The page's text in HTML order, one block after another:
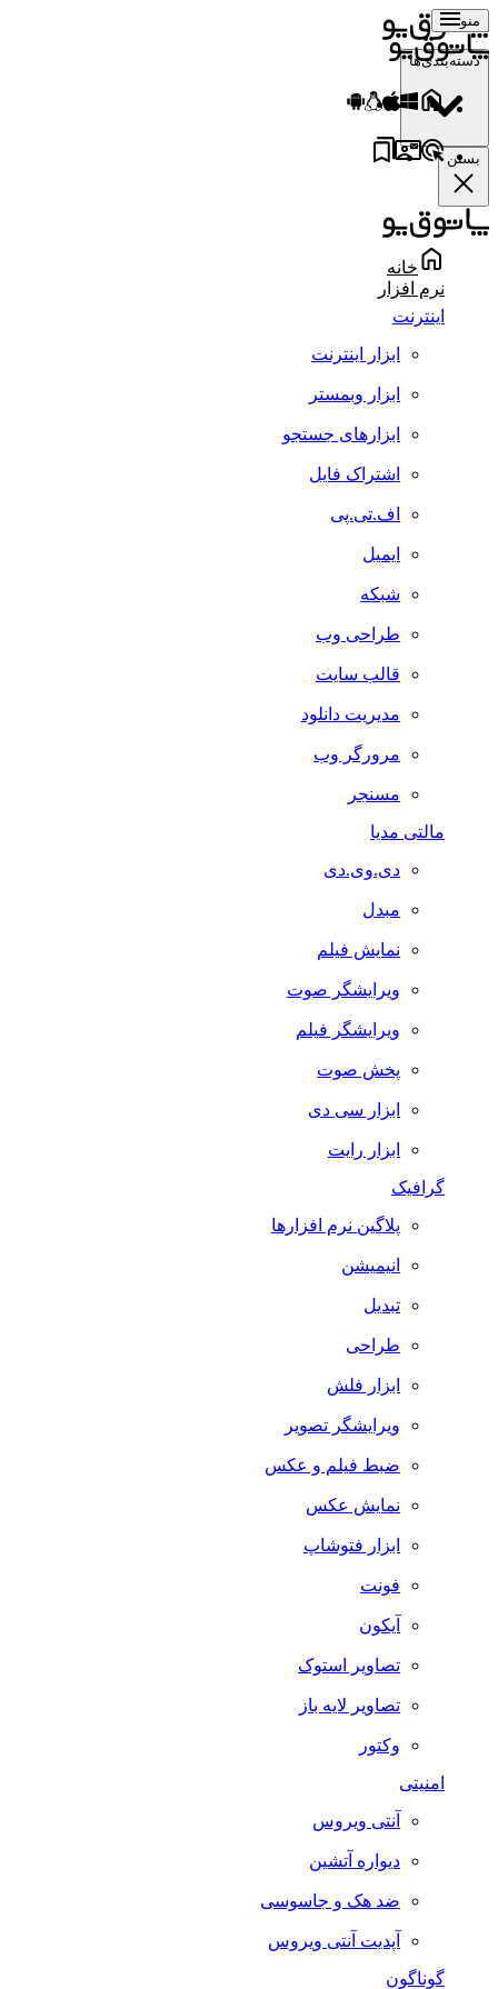
منو
دسته‌بندی‌ها
بستن
خانه
نرم افزار
اینترنت
ابزار اینترنت
ابزار وبمستر
ابزارهای جستجو
اشتراک فایل
اف.تی.پی
ایمیل
شبکه
طراحی وب
قالب سایت
مدیریت دانلود
مرورگر وب
مسنجر
مالتی مدیا
دی.وی.دی
مبدل
نمایش فیلم
ویرایشگر صوت
ویرایشگر فیلم
پخش صوت
ابزار سی دی
ابزار رایت
گرافیک
پلاگین نرم افزارها
انیمیشن
تبدیل
طراحی
ابزار فلش
ویرایشگر تصویر
ضبط فيلم و عكس
نمایش عکس
ابزار فتوشاپ
فونت
آیکون
تصاویر استوک
تصاویر لایه باز
وکتور
امنیتی
آنتی ویروس
دیواره آتشین
ضد هک و جاسوسی
آپدیت آنتی ویروس
گوناگون